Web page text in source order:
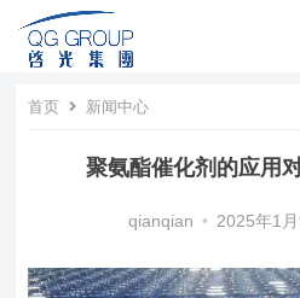
首页 新闻中心
聚氨酯催化剂的应用
qianqian • 2025年1月